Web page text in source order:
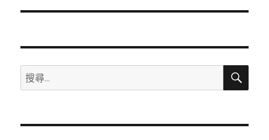
篇
章:
搜
尋
鍵
搜